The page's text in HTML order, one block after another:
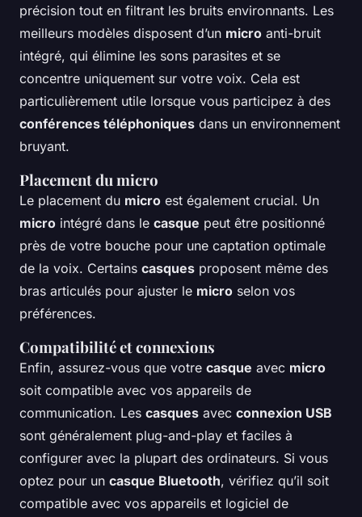
précision tout en filtrant les bruits environnants. Les
meilleurs modèles disposent d’un micro anti-bruit
intégré, qui élimine les sons parasites et se
concentre uniquement sur votre voix. Cela est
particulièrement utile lorsque vous participez à des
conférences téléphoniques dans un environnement
bruyant.
Placement du micro
Le placement du micro est également crucial. Un
micro intégré dans le casque peut être positionné
près de votre bouche pour une captation optimale
de la voix. Certains casques proposent même des
bras articulés pour ajuster le micro selon vos
préférences.
Compatibilité et connexions
Enfin, assurez-vous que votre casque avec micro
soit compatible avec vos appareils de
communication. Les casques avec connexion USB
sont généralement plug-and-play et faciles à
configurer avec la plupart des ordinateurs. Si vous
optez pour un casque Bluetooth, vérifiez qu’il soit
compatible avec vos appareils et logiciel de